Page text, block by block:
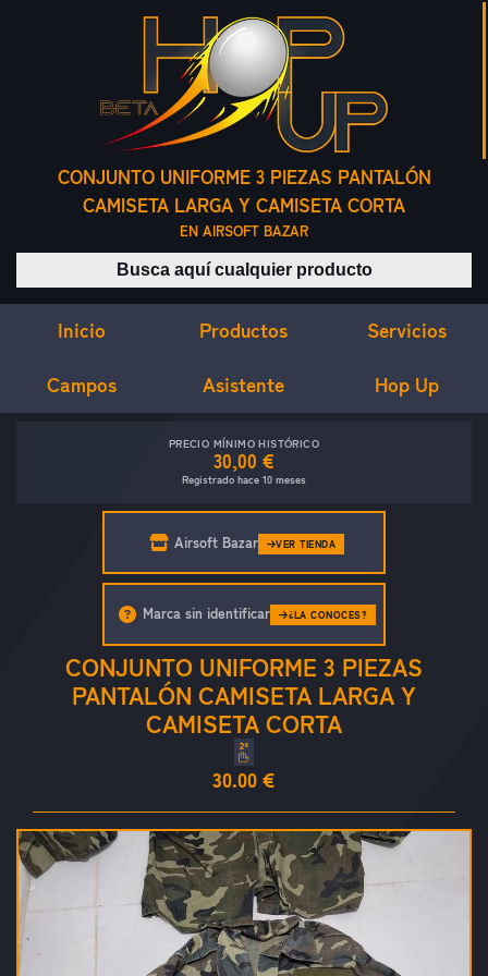
CONJUNTO UNIFORME 3 PIEZAS PANTALÓN
CAMISETA LARGA Y CAMISETA CORTA
EN AIRSOFT BAZAR
Buscar productos
Inicio Productos Servicios
Campos Asistente Hop Up
PRECIO MÍNIMO HISTÓRICO
30,00 €
Registrado hace 10 meses
Airsoft Bazar VER TIENDA
CONJUNTO UNIFORME 3 PIEZAS
PANTALÓN CAMISETA LARGA Y
CAMISETA CORTA
30.00 €
Marca sin identificar ¿LA CONOCES?